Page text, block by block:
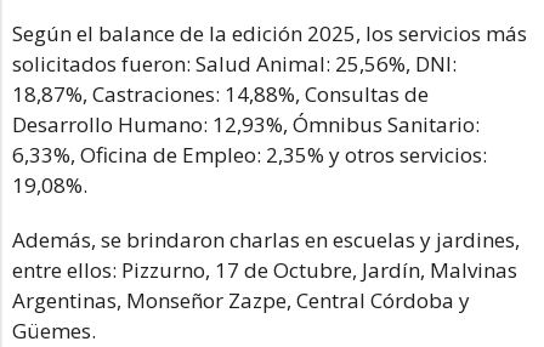
Según el balance de la edición 2025, los servicios más
solicitados fueron: Salud Animal: 25,56%, DNI:
18,87%, Castraciones: 14,88%, Consultas de
Desarrollo Humano: 12,93%, Ómnibus Sanitario:
6,33%, Oficina de Empleo: 2,35% y otros servicios:
19,08%.
Además, se brindaron charlas en escuelas y jardines,
entre ellos: Pizzurno, 17 de Octubre, Jardín, Malvinas
Argentinas, Monseñor Zazpe, Central Córdoba y
Güemes.